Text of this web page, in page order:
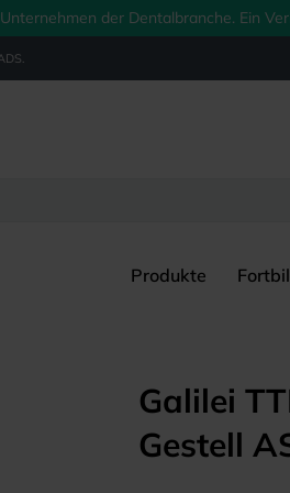
der Dentalbranche. Ein
Produkte
Galilei
Gestell